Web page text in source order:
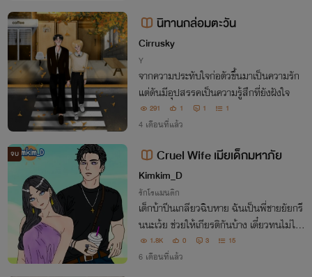
นิทานกล่อมตะวัน
Cirrusky
Y
จากความประทับใจก่อตัวขึ้นมาเป็นความรัก
แต่ดันมีอุปสรรคเป็นความรู้สึกที่ยังฝังใจ
291 1 1 1
4 เดือนที่แล้ว
จบ Cruel Wife เมียเด็กมหาภัย
Kimkim_D
รักโรแมนติก
เด็กบ้าปีนเกลียวฉิบหาย ฉันเป็นพี่ชายยัยกรี
นนะเว้ย ช่วยให้เกียรติกันบ้าง เดี๋ยวทนไม่ไห
วได้เจอดีกัน!! เกียร์อาฆาตหลานสาวน้องเขย
กล้ามาลูบคมนายหัวสุดเถื่อนแบบเค้าได้งัยว่
1.8K 0 3 15
6 เดือนที่แล้ว